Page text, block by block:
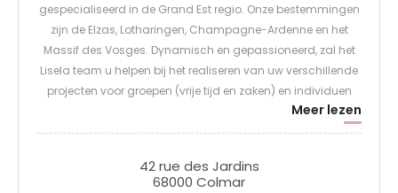
gespecialiseerd in de Grand Est regio. Onze bestemmingen
zijn de Elzas, Lotharingen, Champagne-Ardenne en het
Massif des Vosges. Dynamisch en gepassioneerd, zal het
Lisela team u helpen bij het realiseren van uw verschillende
projecten voor groepen (vrije tijd en zaken) en individuen
(koppels, families, vrienden). Naast onze "eerste
ontdekkingstochten" kunnen we dankzij onze kennis van de
(wijn en gastronomie, erfgoed en knowhow, ongewoon,
Meer lezen
42 rue des Jardins
68000 Colmar